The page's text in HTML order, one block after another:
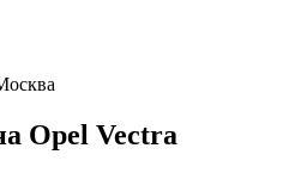
Opel Vectra